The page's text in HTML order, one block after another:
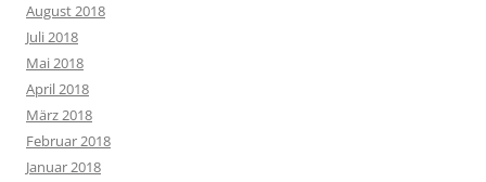
August 2018
Juli 2018
Mai 2018
April 2018
März 2018
Februar 2018
Januar 2018